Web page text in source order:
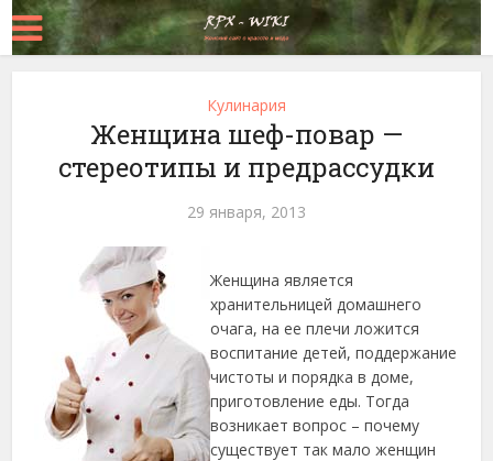
Кулинария
Женщина шеф-повар —
стереотипы и предрассудки
29 января, 2013
Женщина является
хранительницей домашнего
очага, на ее плечи ложится
воспитание детей, поддержание
чистоты и порядка в доме,
приготовление еды. Тогда
возникает вопрос – почему
существует так мало женщин